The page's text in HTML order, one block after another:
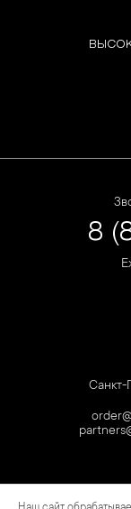
8
Санкт-